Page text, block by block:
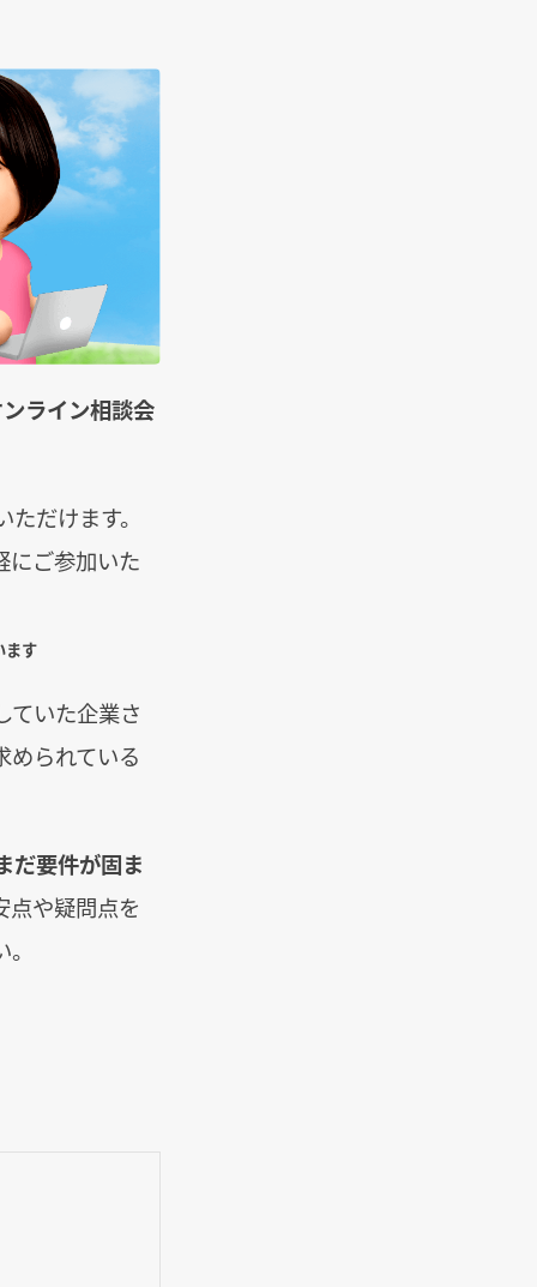
ライン相談会
だけます。
にご参加いた
ます
ていた企業さ
められている
だ要件が固ま
点や疑問点を